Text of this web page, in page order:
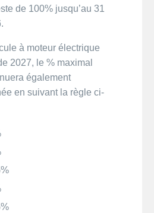
de 100% jusqu’au 31
à moteur électrique
2027, le % maximal
également
en suivant la règle ci-